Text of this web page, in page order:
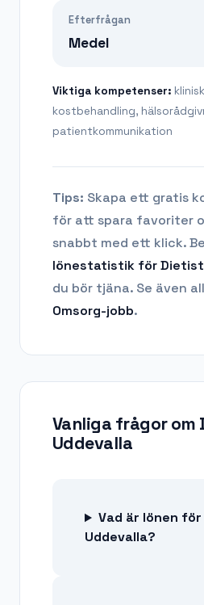
Efterfrågan
Medel
Viktiga kompetenser:
kostbehandling,
patientkommunikation
Tips: Skapa ett gratis
för att spara favoriter
snabbt med ett klick.
lönestatistik förDietist
du bör tjäna. Se även
Omsorg-jobb.
Vanliga frågor om
Uddevalla
Vad är lönen
Uddevalla?